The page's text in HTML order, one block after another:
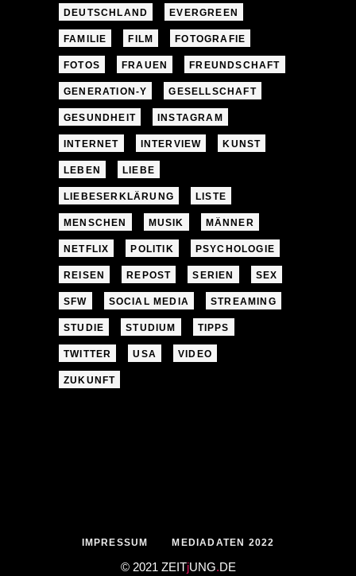
DEUTSCHLAND EVERGREEN
FAMILIE FILM FOTOGRAFIE
FOTOS FRAUEN FREUNDSCHAFT
GENERATION-Y GESELLSCHAFT
GESUNDHEIT INSTAGRAM
INTERNET INTERVIEW KUNST
LEBEN LIEBE
LIEBESERKLÄRUNG LISTE
MENSCHEN MUSIK MÄNNER
NETFLIX POLITIK PSYCHOLOGIE
REISEN REPOST SERIEN SEX
SFW SOCIAL MEDIA STREAMING
STUDIE STUDIUM TIPPS
TWITTER USA VIDEO
ZUKUNFT
IMPRESSUM MEDIADATEN 2022
© 2021 ZEITjUNG.DE